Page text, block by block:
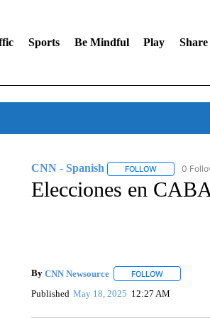
Sports Be Mindful Play Share
CNN - Spanish FOLLOWFOLLOW
0
Elecciones en
By CNN Newsource FOLLOWFOLLOW ""
Published May 18, 2025 12:27 AM